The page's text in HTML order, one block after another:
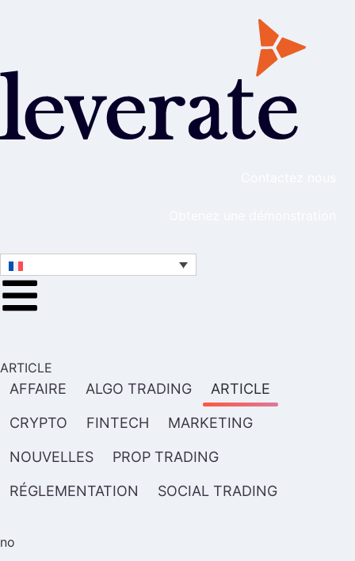
ARTICLE
AFFAIRE ALGO TRADING ARTICLE
CRYPTO FINTECH MARKETING
NOUVELLES PROP TRADING
RÉGLEMENTATION SOCIAL TRADING
no